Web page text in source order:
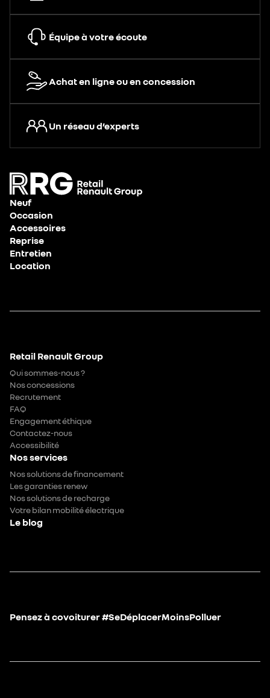
Équipe à votre écoute
Achat en ligne ou en concession
Un réseau d’experts
Neuf
Occasion
Accessoires
Reprise
Entretien
Location
Retail Renault Group
Qui sommes-nous ?
Nos concessions
Recrutement
FAQ
Engagement éthique
Contactez-nous
Accessibilité
Nos services
Nos solutions de financement
Les garanties renew
Nos solutions de recharge
Votre bilan mobilité électrique
Le blog
Pensez à covoiturer #SeDéplacerMoinsPolluer